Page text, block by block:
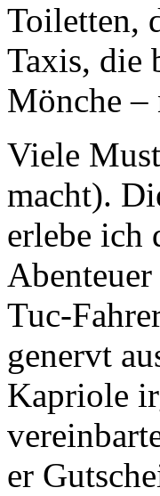
Toiletten,
Taxis, die
Mönche –
Viele
macht).
erlebe ich
Tuc-
genervt
Kapriole
er